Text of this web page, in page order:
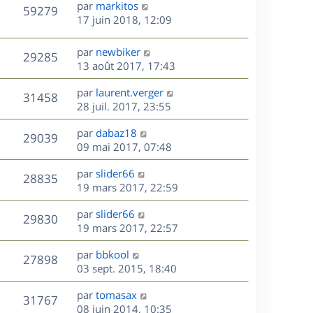
n
i
e
r
m
e
s
s
a
g
e
59279V
u
e
D
e
n
i
e
r
m
e
s
s
a
g
e
par markitos
17 juin 2018, 12:09
29285V
u
e
s
D
e
r
n
i
e
r
m
e
s
s
a
g
e
par newbiker
13 août 2017, 17:43
31458V
u
D
e
r
n
i
e
r
m
e
s
s
a
g
e
par laurent.verger
28 juil. 2017, 23:55
29039V
u
s
D
e
r
n
i
e
r
m
e
s
s
a
g
par dabaz18
09 mai 2017, 07:48
28835V
u
s
D
e
r
n
i
e
r
m
e
s
par slider66
19 mars 2017, 22:59
29830V
u
e
s
D
e
r
n
i
e
r
par slider66
19 mars 2017, 22:57
27898V
u
D
e
r
n
i
par bbkool
03 sept. 2015, 18:40
31767V
D
e
par tomasax
08 juin 2014, 10:35